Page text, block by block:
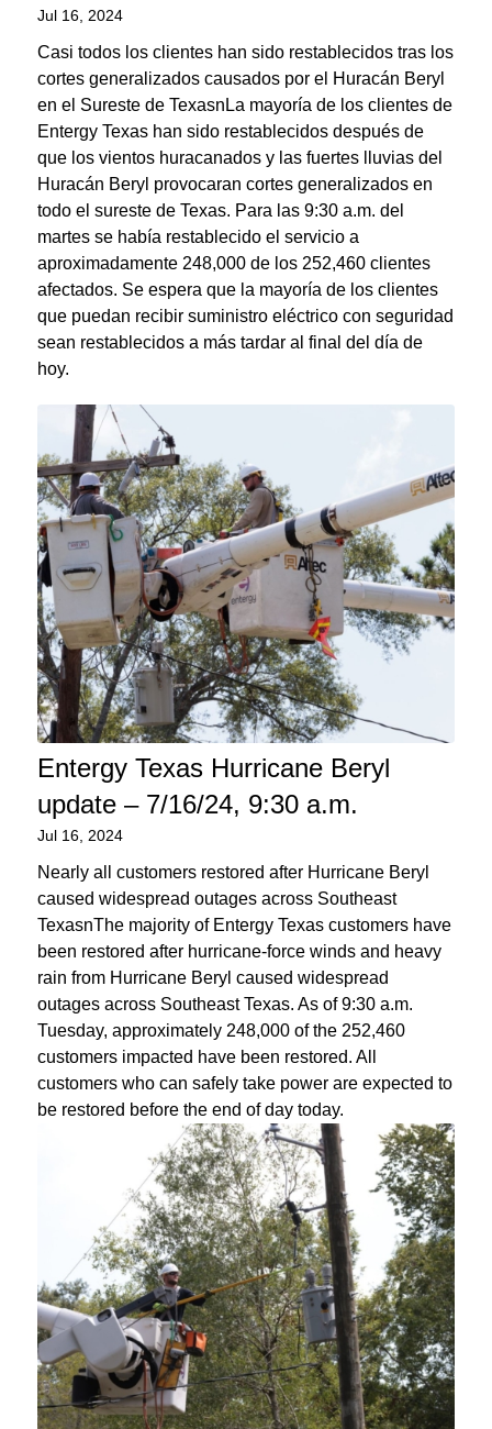
Jul 16, 2024
Casi todos los clientes han sido restablecidos tras los
cortes generalizados causados por el Huracán Beryl
en el Sureste de TexasnLa mayoría de los clientes de
Entergy Texas han sido restablecidos después de
que los vientos huracanados y las fuertes lluvias del
Huracán Beryl provocaran cortes generalizados en
todo el sureste de Texas. Para las 9:30 a.m. del
martes se había restablecido el servicio a
aproximadamente 248,000 de los 252,460 clientes
afectados. Se espera que la mayoría de los clientes
que puedan recibir suministro eléctrico con seguridad
sean restablecidos a más tardar al final del día de
hoy.
Entergy Texas Hurricane Beryl
update – 7/16/24, 9:30 a.m.
Jul 16, 2024
Nearly all customers restored after Hurricane Beryl
caused widespread outages across Southeast
TexasnThe majority of Entergy Texas customers have
been restored after hurricane-force winds and heavy
rain from Hurricane Beryl caused widespread
outages across Southeast Texas. As of 9:30 a.m.
Tuesday, approximately 248,000 of the 252,460
customers impacted have been restored. All
customers who can safely take power are expected to
be restored before the end of day today.